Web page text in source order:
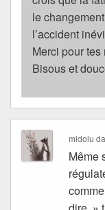
le
l’accident
Merci pour tes
Bisous et
midolu
Même